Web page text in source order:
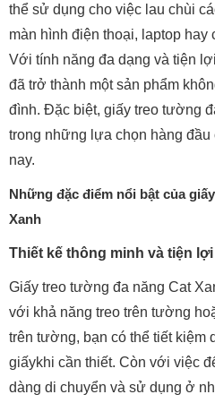
thể sử dụng cho việc lau chùi
màn hình điện thoại, laptop hay
Với tính năng đa dạng và tiện
đã trở thành một sản phẩm
đình. Đặc biệt, giấy treo tường
trong những lựa chọn hàng
nay.
Những đặc điểm nổi bật của
Xanh
Thiết kế thông minh và tiện lợi
Giấy treo tường đa năng Cat
với khả năng treo trên tường
trên tường, bạn có thể tiết kiệm
giấykhi cần thiết. Còn với việc
dàng di chuyển và sử dụng ở